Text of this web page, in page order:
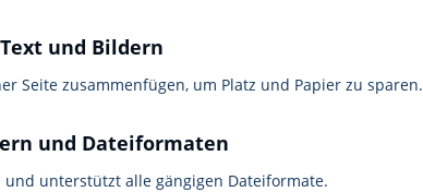
und Bildern
Seite zusammenfügen, um Platz und Papier zu sparen.
und Dateiformaten
unterstützt alle gängigen Dateiformate.